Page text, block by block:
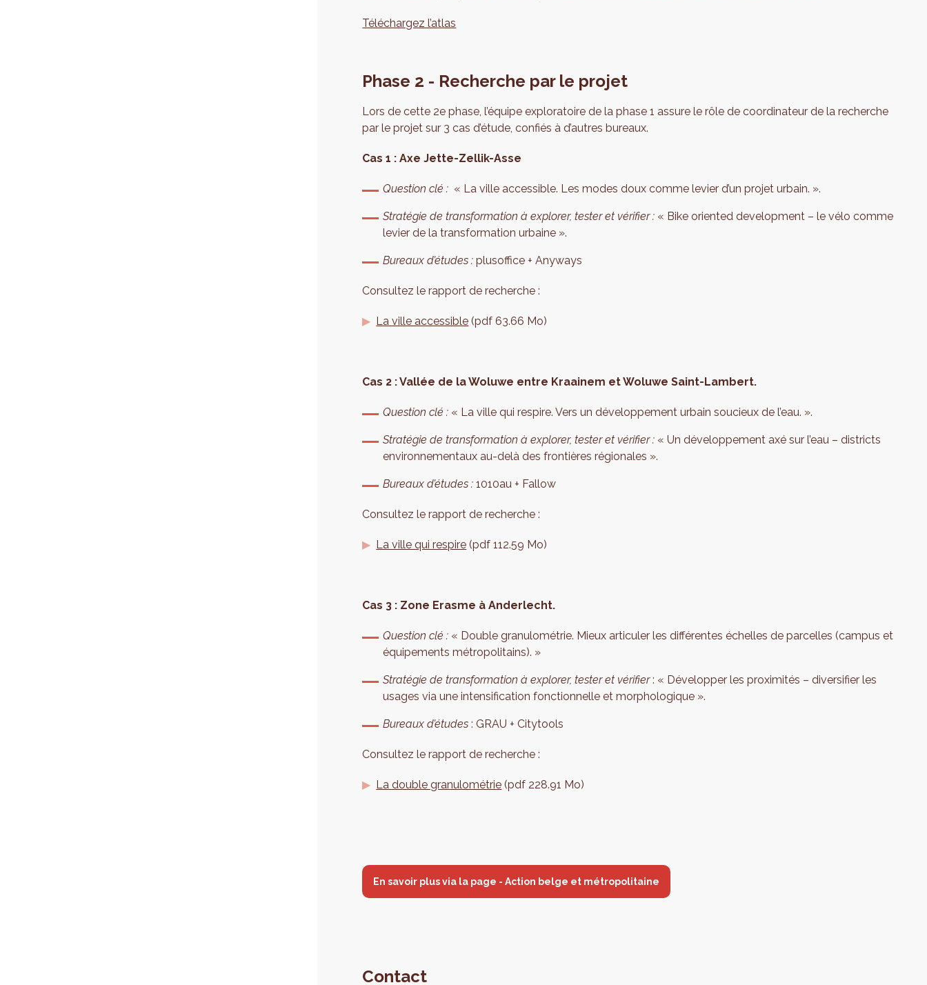
Téléchargez l’atlas
Phase 2 - Recherche par le projet
Lors de cette 2e phase, l’équipe exploratoire de la phase 1 assure le rôle de coordinateur de la recherche
par le projet sur 3 cas d’étude, confiés à d’autres bureaux.
Cas 1 : Axe Jette-Zellik-Asse
Question clé : « La ville accessible. Les modes doux comme levier d’un projet urbain. ».
Stratégie de transformation à explorer, tester et vérifier : « Bike oriented development – le vélo comme
levier de la transformation urbaine ».
Bureaux d’études : plusoffice + Anyways
Consultez le rapport de recherche :
La ville accessible (pdf 63.66 Mo)
Cas 2 : Vallée de la Woluwe entre Kraainem et Woluwe Saint-Lambert.
Question clé : « La ville qui respire. Vers un développement urbain soucieux de l’eau. ».
Stratégie de transformation à explorer, tester et vérifier : « Un développement axé sur l’eau – districts
environnementaux au-delà des frontières régionales ».
Bureaux d’études :1010au + Fallow
Consultez le rapport de recherche :
La ville qui respire (pdf 112.59 Mo)
Cas 3 : Zone Erasme à Anderlecht.
Questionclé: « Double granulométrie. Mieux articuler les différentes échelles de parcelles (campus et
équipements métropolitains). »
Stratégie de transformation à explorer, tester et vérifier: « Développer les proximités – diversifier les
usages via une intensification fonctionnelle et morphologique ».
Bureaux d’études : GRAU + Citytools
Consultez le rapport de recherche :
La double granulométrie (pdf 228.91 Mo)
En savoir plus via la page - Action belge et métropolitaine
Contact